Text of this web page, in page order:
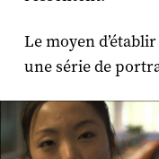
Le moyen
une série de